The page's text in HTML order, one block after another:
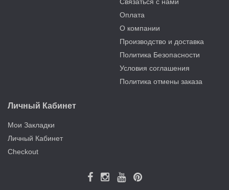
Оплата
О компании
Производство и доставка
Политика Безопасности
Условия соглашения
Политика отмены заказа
Личный Кабинет
Мои Закладки
Личный Кабинет
Checkout